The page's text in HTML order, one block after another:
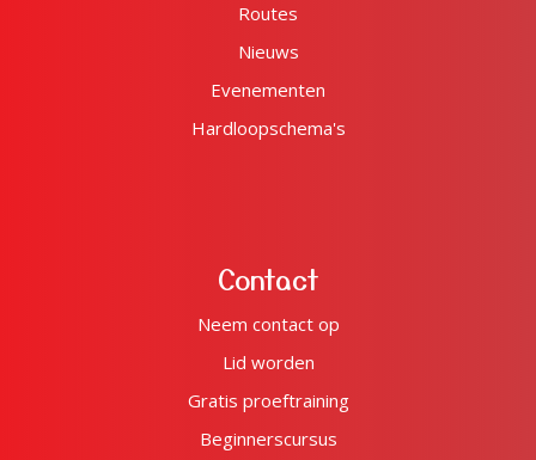
Routes
Nieuws
Evenementen
Hardloopschema's
Contact
Neem contact op
Lid worden
Gratis proeftraining
Beginnerscursus